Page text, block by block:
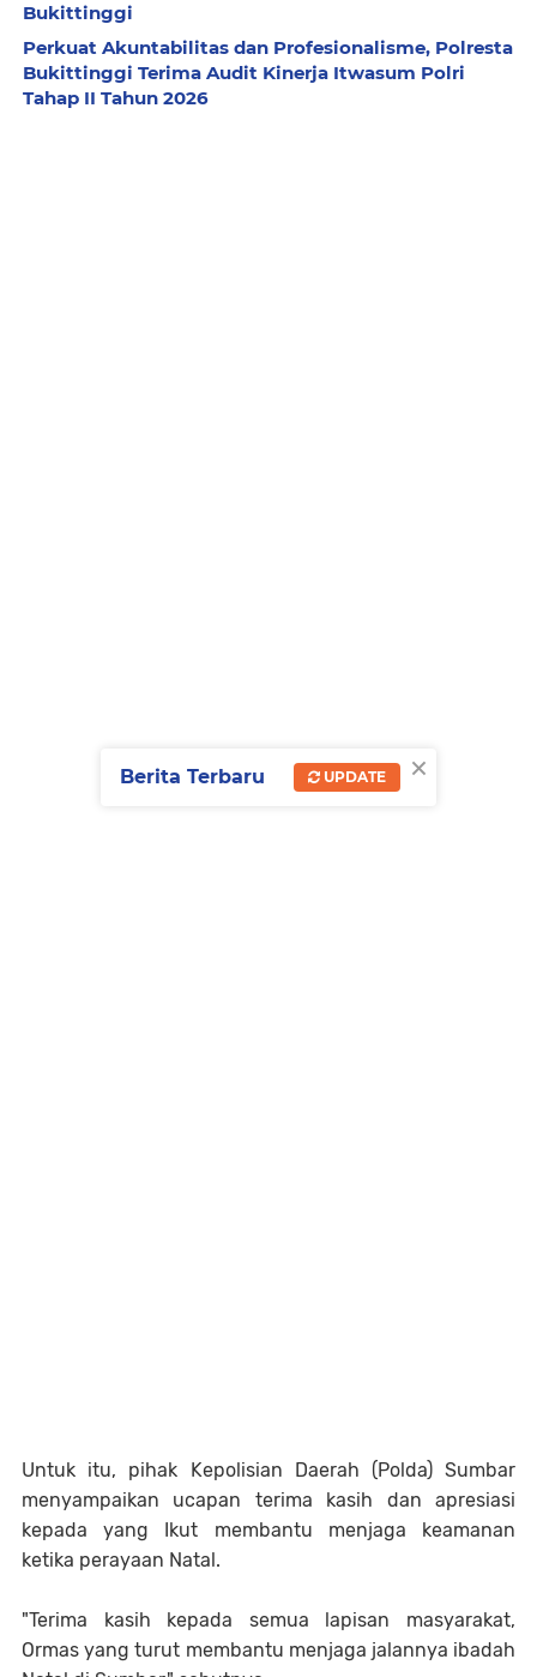
Bukittinggi
Perkuat Akuntabilitas dan Profesionalisme, Polresta
Bukittinggi Terima Audit Kinerja Itwasum Polri
Tahap II Tahun 2026
Untuk itu, pihak Kepolisian Daerah (Polda) Sumbar
menyampaikan ucapan terima kasih dan apresiasi
kepada yang Ikut membantu menjaga keamanan
ketika perayaan Natal.
"Terima kasih kepada semua lapisan masyarakat,
Ormas yang turut membantu menjaga jalannya ibadah
×
Berita Terbaru UPDATE